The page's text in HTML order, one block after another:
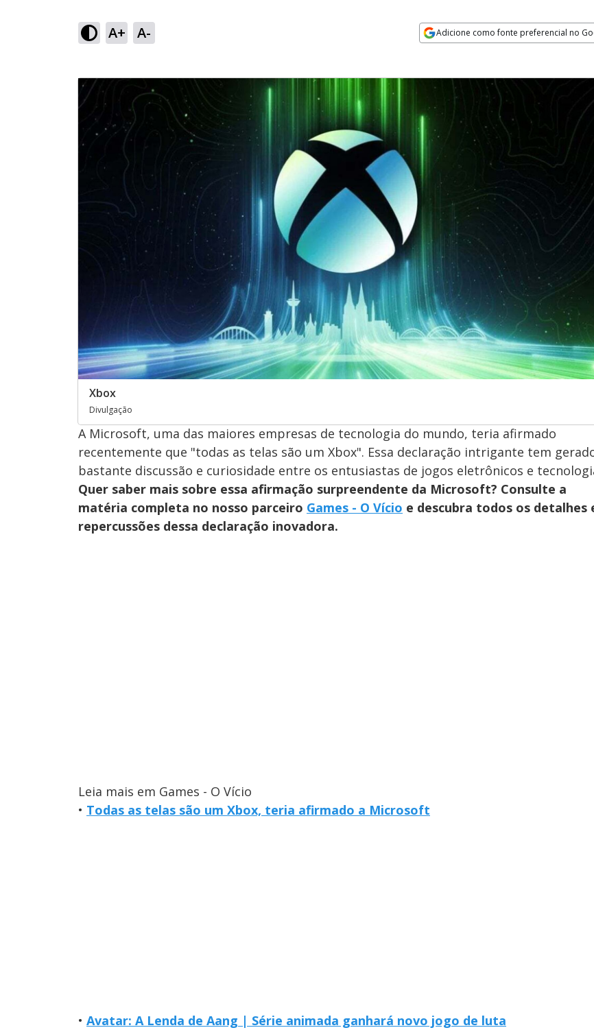
A+ A- Adicione como fonte preferencial no
Xbox
Divulgação
A Microsoft, uma das maiores empresas de tecnologia do mundo, teria afirmado
recentemente que "todas as telas são um Xbox". Essa declaração intrigante tem
bastante discussão e curiosidade entre os entusiastas de jogos eletrônicos e
Quer saber mais sobre essa afirmação surpreendente da Microsoft? Consulte a
matéria completa no nosso parceiro Games - O Vício e descubra todos os detalhes
repercussões dessa declaração inovadora.
Leia mais em Games - O Vício
• Todas as telas são um Xbox, teria afirmado a Microsoft
• Avatar: A Lenda de Aang | Série animada ganhará novo jogo de luta